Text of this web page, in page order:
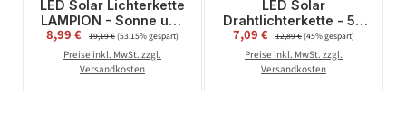
LED Solar Lichterkette
LAMPION - Sonne und
Blumen Motiv - 10 LED
- L: 4,5m - Sensor -
gelb
Verkaufspreis:
8,99 € Regulärer Preis:
19,19 €(53.15% gespart)
Preise inkl. MwSt. zzgl.
Versandkosten
LED Solar
Drahtlichterkette - 50
warmweiße LED -
Blinkfunktion - L: 4,9m
- Dämmerungssensor
Verkaufspreis:
7,09 € Regulärer Preis:
12,89 €(45% gespart)
Preise inkl. MwSt. zzgl.
Versandkosten